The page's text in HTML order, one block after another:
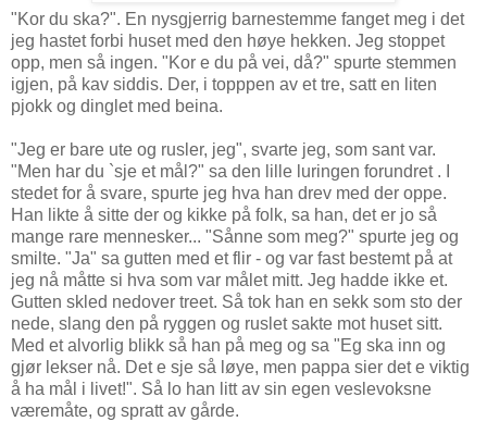
"Kor du ska?". En nysgjerrig barnestemme fanget meg i det
jeg hastet forbi huset med den høye hekken. Jeg stoppet
opp, men så ingen. "Kor e du på vei, då?" spurte stemmen
igjen, på kav siddis. Der, i topppen av et tre, satt en liten
pjokk og dinglet med beina.
"Jeg er bare ute og rusler, jeg", svarte jeg, som sant var.
"Men har du `sje et mål?" sa den lille luringen forundret . I
stedet for å svare, spurte jeg hva han drev med der oppe.
Han likte å sitte der og kikke på folk, sa han, det er jo så
mange rare mennesker... "Sånne som meg?" spurte jeg og
smilte. "Ja" sa gutten med et flir - og var fast bestemt på at
jeg nå måtte si hva som var målet mitt. Jeg hadde ikke et.
Gutten skled nedover treet. Så tok han en sekk som sto der
nede, slang den på ryggen og ruslet sakte mot huset sitt.
Med et alvorlig blikk så han på meg og sa "Eg ska inn og
gjør lekser nå. Det e sje så løye, men pappa sier det e viktig
å ha mål i livet!". Så lo han litt av sin egen veslevoksne
væremåte, og spratt av gårde.